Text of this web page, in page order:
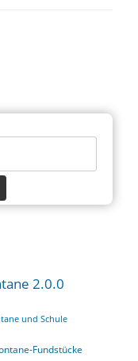
2.0.0
und Schule
Fundstücke